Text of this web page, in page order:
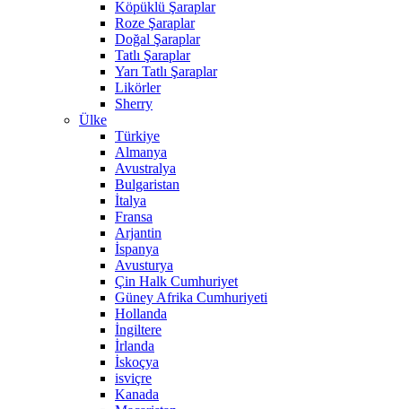
Köpüklü Şaraplar
Roze Şaraplar
Doğal Şaraplar
Tatlı Şaraplar
Yarı Tatlı Şaraplar
Likörler
Sherry
Ülke
Türkiye
Almanya
Avustralya
Bulgaristan
İtalya
Fransa
Arjantin
İspanya
Avusturya
Çin Halk Cumhuriyet
Güney Afrika Cumhuriyeti
Hollanda
İngiltere
İrlanda
İskoçya
isviçre
Kanada